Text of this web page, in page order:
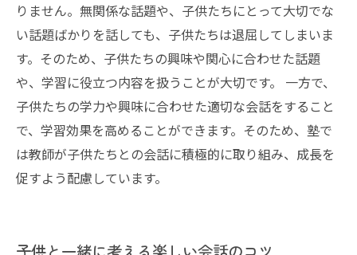
りません。無関係な話題や、子供たちにとって大切でな
い話題ばかりを話しても、子供たちは退屈してしまいま
す。そのため、子供たちの興味や関心に合わせた話題
や、学習に役立つ内容を扱うことが大切です。 一方で、
子供たちの学力や興味に合わせた適切な会話をすること
で、学習効果を高めることができます。そのため、塾で
は教師が子供たちとの会話に積極的に取り組み、成長を
促すよう配慮しています。